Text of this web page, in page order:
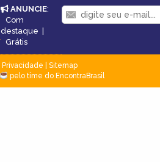
ANUNCIE:
Com
destaque |
Grátis
Privacidade
Sitemap
pelo time do EncontraBrasil